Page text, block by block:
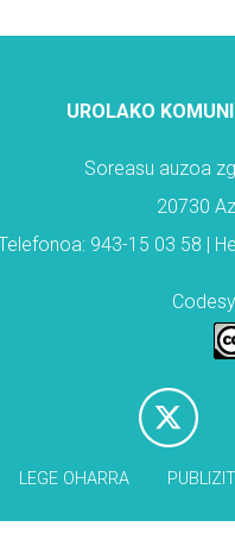
UROLAKO
Soreasu auzoa
20730
943-15 03 58 |
LEGE OHARRA